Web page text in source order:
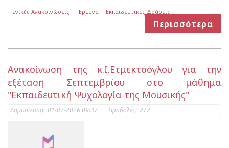
Γενικές Ανακοινώσεις Έρευνα Εκπαιδευτικές Δράσεις
Περισσότερα
Ανακοίνωση της κ.Ι.Ετμεκτσόγλου για την
εξέταση Σεπτεμβρίου στο μάθημα
"Εκπαιδευτική Ψυχολογία της Μουσικής"
Δημοσίευση: 01-07-2026 09:37 | Προβολές: 272